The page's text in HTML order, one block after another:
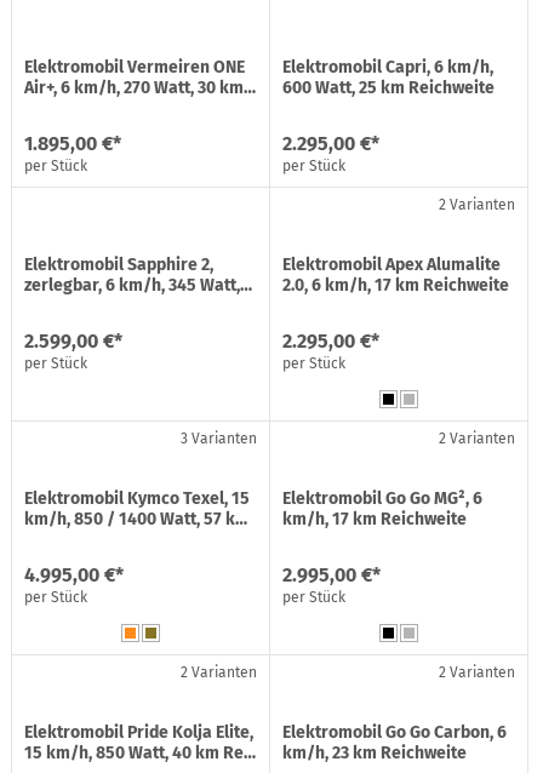
Elektromobil Vermeiren ONE
Air+, 6 km/h, 270 Watt, 30 km…
1.895,00 €*
per Stück
Elektromobil Capri, 6 km/h,
600 Watt, 25 km Reichweite
2.295,00 €*
per Stück
Elektromobil Sapphire 2,
zerlegbar, 6 km/h, 345 Watt,…
2.599,00 €*
per Stück
2 Varianten
Elektromobil Apex Alumalite
2.0, 6 km/h, 17 km Reichweite
2.295,00 €*
per Stück
3 Varianten
Elektromobil Kymco Texel, 15
km/h, 850 / 1400 Watt, 57 k…
4.995,00 €*
per Stück
2 Varianten
Elektromobil Go Go MG², 6
km/h, 17 km Reichweite
2.995,00 €*
per Stück
2 Varianten
Elektromobil Pride Kolja Elite,
15 km/h, 850 Watt, 40 km Re…
2 Varianten
Elektromobil Go Go Carbon, 6
km/h, 23 km Reichweite